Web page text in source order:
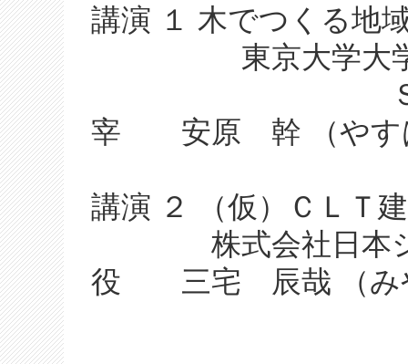
講演 １ 木でつくる地
東京大学大学院
ＳＡＬＨ
宰 安原 幹 （やす
講演 ２ （仮）ＣＬＴ
株式会社日本シ
役 三宅 辰哉 （み